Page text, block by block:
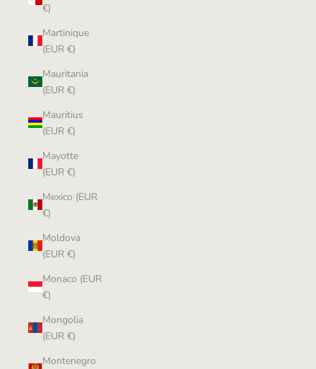
€)
Martinique
(EUR €)
Mauritania
(EUR €)
Mauritius
(EUR €)
Mayotte
(EUR €)
Mexico (EUR
€)
Moldova
(EUR €)
Monaco (EUR
€)
Mongolia
(EUR €)
Montenegro